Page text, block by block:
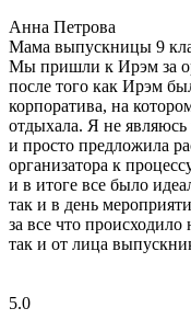
Анна Петрова
Мама выпускницы 9
Мы пришли к Ирэм за
после того как Ирэм
корпоратива, на
отдыхала. Я не являюсь
и просто предложила
организатора к
и в итоге все было
так и в день
за все что
так и от лица
5.0